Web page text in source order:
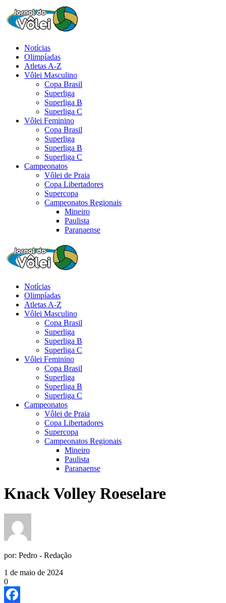
Notícias
Olimpíadas
Atletas A-Z
Vôlei Masculino
Copa Brasil
Superliga
Superliga B
Superliga C
Vôlei Feminino
Copa Brasil
Superliga
Superliga B
Superliga C
Campeonatos
Vôlei de Praia
Copa Libertadores
Supercopa
Campeonatos Regionais
Mineiro
Paulista
Paranaense
Notícias
Olimpíadas
Atletas A-Z
Vôlei Masculino
Copa Brasil
Superliga
Superliga B
Superliga C
Vôlei Feminino
Copa Brasil
Superliga
Superliga B
Superliga C
Campeonatos
Vôlei de Praia
Copa Libertadores
Supercopa
Campeonatos Regionais
Mineiro
Paulista
Paranaense
Knack Volley Roeselare
por: Pedro - Redação
1 de maio de 2024
0